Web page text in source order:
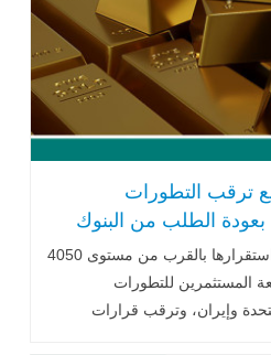
ترقب التطورات
الطلب من البنوك
حافظت أسعار الذهب على استقرارها بالقرب من مستوى 4050
المستثمرين للتطورات
وإيران، وترقب قرارات